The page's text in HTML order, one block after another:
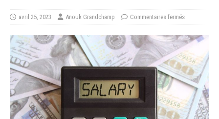
avril 25, 2023 Anouk Grandchamp Commentaires fermés